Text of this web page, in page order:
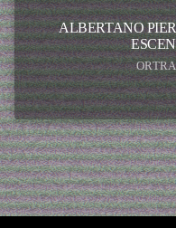
ALBERTANO